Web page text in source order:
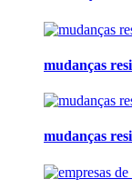
mudanças
mudanças